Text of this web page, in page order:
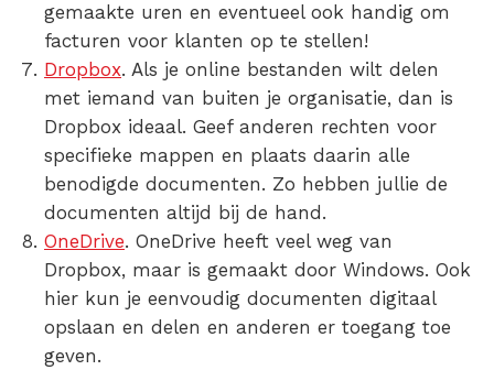
gemaakte uren en eventueel ook handig om
facturen voor klanten op te stellen!
Dropbox. Als je online bestanden wilt delen
met iemand van buiten je organisatie, dan is
Dropbox ideaal. Geef anderen rechten voor
specifieke mappen en plaats daarin alle
benodigde documenten. Zo hebben jullie de
documenten altijd bij de hand.
OneDrive. OneDrive heeft veel weg van
Dropbox, maar is gemaakt door Windows. Ook
hier kun je eenvoudig documenten digitaal
opslaan en delen en anderen er toegang toe
geven.